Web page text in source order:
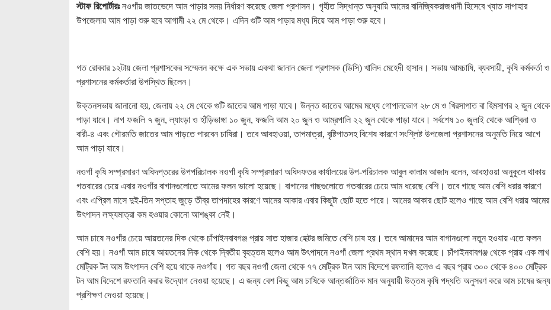
স্টাফ রিপোর্টারঃনওগাঁয় জাতভেদে আম পাড়ার সময় নির্ধারণ করেছে জেলা প্রশাসন। গৃহীত সিদ্ধান্ত অনুযায়ি আমের বানিজ্যিকরাজধানী হিসেবে খ্যাত সাপাহার
উপজেলায় আম পাড়া শুরু হবে আগামী ২২ মে থেকে। এদিন গুটি আম পাড়ার মধ্য দিয়ে আম পাড়া শুরু হবে।
গত রোববার ১২টায় জেলা প্রশাসকের সম্মেলন কক্ষে এক সভায় একথা জানান জেলা প্রশাসক (ডিসি) খালিদ মেহেদী হাসান। সভায় আমচাষি, ব্যবসায়ী, কৃষি কর্মকর্তা ও
প্রশাসনের কর্মকর্তারা উপস্থিত ছিলেন।
উক্তনসভায় জানানো হয়, জেলায় ২২ মে থেকে গুটি জাতের আম পাড়া যাবে। উন্নত জাতের আমের মধ্যে গোপালভোগ ২৮ মে ও খিরসাপাত বা হিমসাগর ২ জুন থেকে
পাড়া যাবে। নাগ ফজলি ৭ জুন, ল্যাংড়া ও হাঁড়িভাঙ্গা ১০ জুন, ফজলি আম ২০ জুন ও আম্রপালি ২২ জুন থেকে পাড়া যাবে। সর্বশেষ ১০ জুলাই থেকে আশ্বিনা ও
বারী-৪ এবং গৌরমতি জাতের আম পাড়তে পারবেন চাষিরা। তবে আবহাওয়া, তাপমাত্রা, বৃষ্টিপাতসহ বিশেষ কারণে সংশ্লিষ্ট উপজেলা প্রশাসনের অনুমতি নিয়ে আগে
আম পাড়া যাবে।
নওগাঁ কৃষি সম্প্রসারণ অধিদপ্তরের উপপরিচালক নওগাঁ কৃষি সম্প্রসারণ অধিদফতর কার্যালয়ের উপ-পরিচালক আবুল কালাম আজাদ বলেন, আবহাওয়া অনুকূলে থাকায়
গতবারের চেয়ে এবার নওগাঁর বাগানগুলোতে আমের ফলন ভালো হয়েছে। বাগানের গাছগুলোতে গতবারের চেয়ে আম ধরেছে বেশি। তবে গাছে আম বেশি ধরার কারণে
এবং এপ্রিল মাসে দুই-তিন সপ্তাহ জুড়ে তীব্র তাপদাহের কারণে আমের আকার এবার কিছুটা ছোট হতে পারে। আমের আকার ছোট হলেও গাছে আম বেশি ধরায় আমের
উৎপাদন লক্ষ্যমাত্রা কম হওয়ার কোনো আশঙ্কা নেই।
আম চাষে নওগাঁর চেয়ে আয়তনের দিক থেকে চাঁপাইনবাবগঞ্জ প্রায় সাত হাজার হেক্টর জমিতে বেশি চাষ হয়। তবে আমাদের আম বাগানগুলো নতুন হওযায় এতে ফলন
বেশি হয়। নওগাঁ আম চাষে আয়তনের দিক থেকে দ্বিতীয় বৃহত্তম হলেও আম উৎপাদনে নওগাঁ জেলা প্রথম স্থান দখল করেছে। চাঁপাইনবাবগঞ্জ থেকে প্রায় এক লাখ
মেট্রিক টন আম উৎপাদন বেশি হয়ে থাকে নওগাঁয়। গত বছর নওগাঁ জেলা থেকে ৭৭ মেট্রিক টান আম বিদেশে রফতানি হলেও এ বছর প্রায় ৩০০ থেকে ৪০০ মেট্রিক
টন আম বিদেশে রফতানি করার উদ্যোগ নেওয়া হয়েছে। এ জন্য বেশ কিছু আম চাষিকে আন্তর্জাতিক মান অনুযায়ী উত্তম কৃষি পদ্ধতি অনুসরণ করে আম চাষের জন্য
প্রশিক্ষণ দেওয়া হয়েছে।